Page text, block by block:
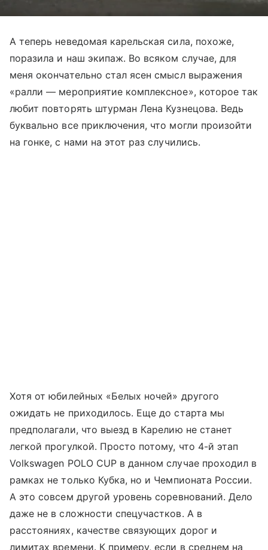
А теперь неведомая карельская сила, похоже,
поразила и наш экипаж. Во всяком случае, для
меня окончательно стал ясен смысл выражения
«ралли — мероприятие комплексное», которое так
любит повторять штурман Лена Кузнецова. Ведь
буквально все приключения, что могли произойти
на гонке, с нами на этот раз случились.
Хотя от юбилейных «Белых ночей» другого
ожидать не приходилось. Еще до старта мы
предполагали, что выезд в Карелию не станет
легкой прогулкой. Просто потому, что 4-й этап
Volkswagen POLO CUP в данном случае проходил в
рамках не только Кубка, но и Чемпионата России.
А это совсем другой уровень соревнований. Дело
даже не в сложности спецучастков. А в
расстояниях, качестве связующих дорог и
лимитах времени. К примеру, если в среднем на